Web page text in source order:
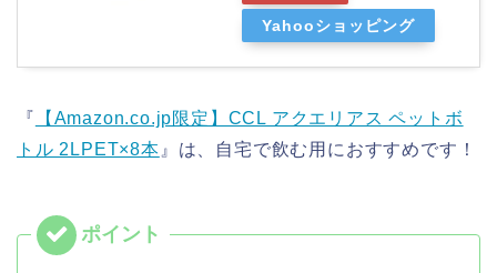
Yahooショッピング
『
【Amazon.co.jp限定】CCL アクエリアス ペットボ
トル 2LPET×8本 』は、自宅で飲む用におすすめです！